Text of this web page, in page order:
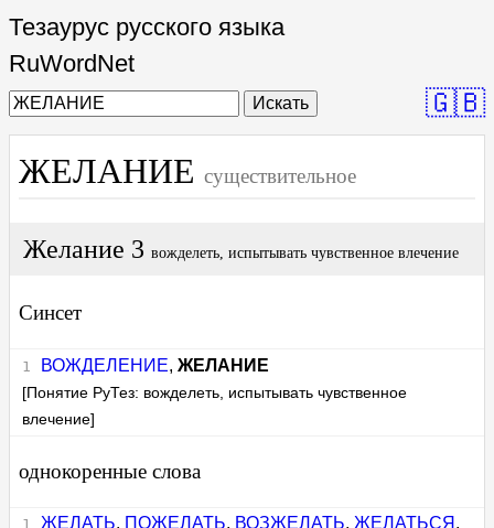
Тезаурус русского языка
RuWordNet
Искать 🇬🇧
ЖЕЛАНИЕ существительное
Желание 3 вожделеть, испытывать чувственное влечение
Синсет
ВОЖДЕЛЕНИЕ, ЖЕЛАНИЕ
[Понятие РуТез: вожделеть, испытывать чувственное
влечение]
однокоренные слова
ЖЕЛАТЬ, ПОЖЕЛАТЬ, ВОЗЖЕЛАТЬ, ЖЕЛАТЬСЯ ,